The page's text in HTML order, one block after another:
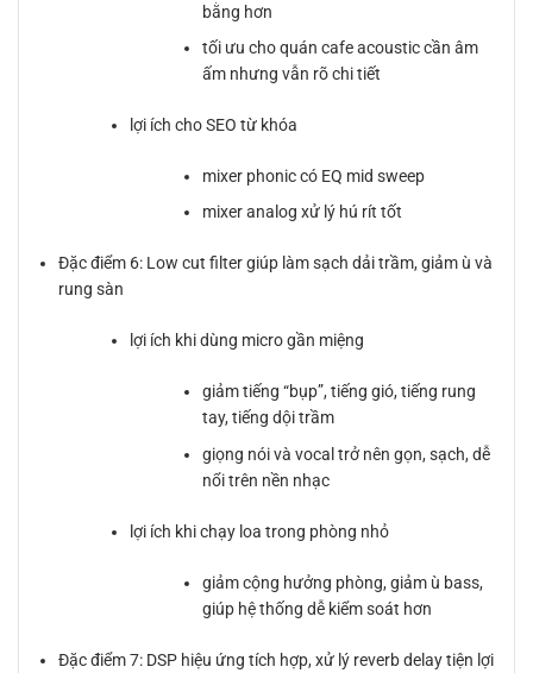
bằng hơn
tối ưu cho quán cafe acoustic cần âm
ấm nhưng vẫn rõ chi tiết
lợi ích cho SEO từ khóa
mixer phonic có EQ mid sweep
mixer analog xử lý hú rít tốt
Đặc điểm 6: Low cut filter giúp làm sạch dải trầm, giảm ù và
rung sàn
lợi ích khi dùng micro gần miệng
giảm tiếng “bụp”, tiếng gió, tiếng rung
tay, tiếng dội trầm
giọng nói và vocal trở nên gọn, sạch, dễ
nổi trên nền nhạc
lợi ích khi chạy loa trong phòng nhỏ
giảm cộng hưởng phòng, giảm ù bass,
giúp hệ thống dễ kiểm soát hơn
Đặc điểm 7: DSP hiệu ứng tích hợp, xử lý reverb delay tiện lợi